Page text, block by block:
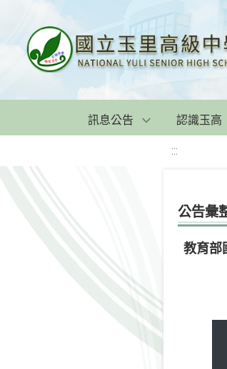
訊息公告 認識玉高
:::
公告彙
教育部